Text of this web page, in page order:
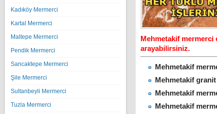
Kadıköy Mermerci
Kartal Mermerci
Maltepe Mermerci
Pendik Mermerci
Sancaktepe Mermerci
Şile Mermerci
Sultanbeyli Mermerci
Tuzla Mermerci
Mehmetakif
arayabilirsiniz.
Mehmetakif
Mehmetakif
Mehmetakif
Mehmetakif